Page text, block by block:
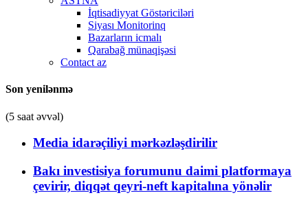
İqtisadiyyat Göstəriciləri
Siyası Monitorinq
Bazarların icmalı
Qarabağ münaqişəsi
Contact az
Son yenilənmə
(5 saat əvvəl)
Media idarəçiliyi mərkəzləşdirilir
Bakı investisiya forumunu daimi platformaya
çevirir, diqqət qeyri-neft kapitalına yönəlir